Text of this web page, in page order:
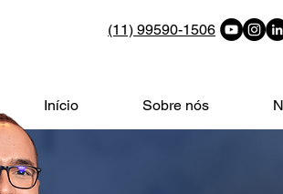
(11) 99590-1506
Início Sobre nós
no
de São Paulo.